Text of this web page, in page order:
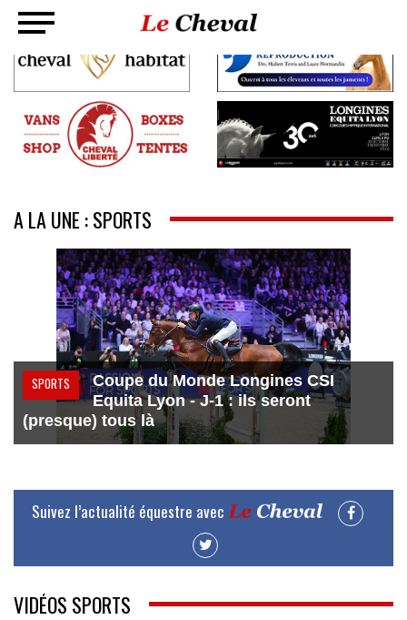
A LA UNE : SPORTS
SPORTS
Coupe du Monde Longines CSI
Equita Lyon - J-1 : ils seront
(presque) tous là
Suivez l’actualité équestre avec
VIDÉOS SPORTS